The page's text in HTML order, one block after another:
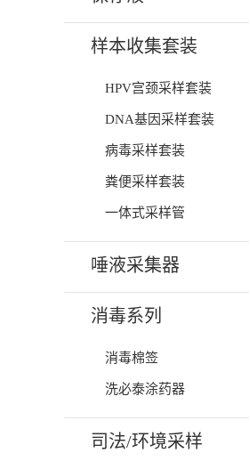
样本收集套装
HPV宫颈采样套装
DNA基因采样套装
病毒采样套装
粪便采样套装
一体式采样管
唾液采集器
消毒系列
消毒棉签
洗必泰涂药器
司法/环境采样